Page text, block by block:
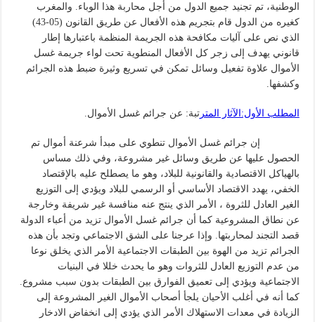
الوطنية، تم تجنيد جميع الدول من أجل محاربة هذا الوباء. والمغرب
كغيره من الدول قام بتجريم هذه الأفعال عن طريق القانون (05-43)
الذي نص على آليات مكافحة هذه الجريمة المنظمة باعتبارها إطار
قانوني يهدف إلى زجر كل الأفعال المنطوية تحت لواء جريمة غسل
الأموال علاوة تفعيل وسائل تمكن في تسريع وثيرة ضبط هذه الجرائم
وكشفها.
المطلب الأول:الآثار المترتبة: عن جرائم غسل الأموال.
إن جرائم غسل الأموال تنطوي على مبدأ شرعنة أموال تم
الحصول عليها عن طريق وسائل غير مشروعة، وفي ذلك مساس
بالهياكل الاقتصادية والقانونية للبلاد، وهو ما يصطلح عليه بالإقتصاد
الخفي، يهدد الاقتصاد الأساسي أو الرسمي للبلاد ويؤدي إلى التوزيع
الغير العادل للثروة ، الأمر الذي ينتج عنه منافسة غير شريفة وخارجة
عن نطاق المشروعية كما أن جرائم غسل الأموال تزيد من أعباء الدولة
قصد التجند لمحاربتها. وإذا عرجنا على الشق الاجتماعي وتجد بأن هذه
الجرائم تزيد من الهوة بين الطبقات الاجتماعية الأمر الذي يخلق نوعا
من عدم التوزيع العادل للثروات وهو ما يحدث خللا في البنيات
الاجتماعية ويؤدي إلى تعميق الفوارق بين الطبقات بدون سبب مشروع.
كما أنه في أغلب الأحيان يلجأ أصحاب الأموال الغير المشروعة إلى
الزيادة في معدات الاستهلاك الأمر الذي يؤدي إلى انخفاض الادخار